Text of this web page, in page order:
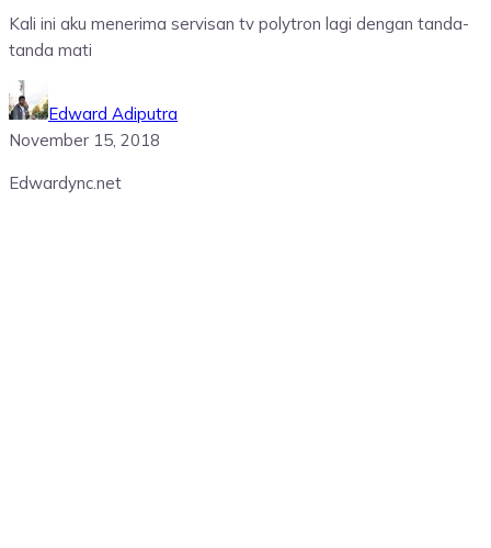
Kali ini aku menerima servisan tv polytron lagi dengan tanda-
tanda mati
Edward Adiputra
November 15, 2018
Edwardync.net